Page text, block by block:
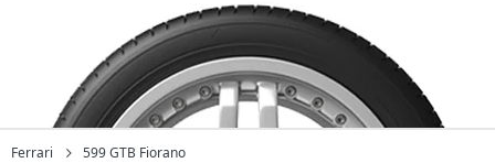
Ferrari 599 GTB Fiorano